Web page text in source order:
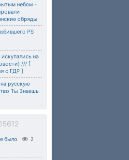
небом -
обряды
PS
на
/// [
с ГДР ]
русскую
Ты Знаешь
15612
было 2